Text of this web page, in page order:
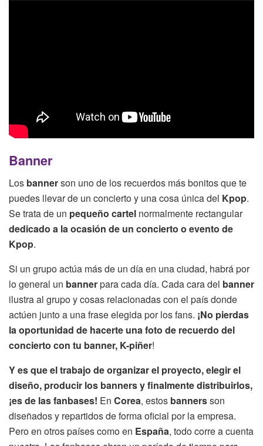
Banner
Los bannerson uno de los recuerdos más bonitos que te
puedes llevar de un concierto y una cosa única del Kpop.
Se trata de un pequeño cartel normalmente rectangular
dedicado a la ocasión de un concierto o evento de
Kpop.
Si un grupo actúa más de un día en una ciudad, habrá por
lo general un bannerpara cada día. Cada cara del banner
ilustra al grupo y cosas relacionadas con el país donde
actúen junto a una frase elegida por los fans. ¡No pierdas
la oportunidad de hacerte una foto de recuerdo del
concierto con tu banner, K-piñer!
Y es que el trabajo de organizar el proyecto, elegir el
diseño, producir los banners y finalmente distribuirlos,
¡es de las fanbases! En Corea, estos bannersson
diseñados y repartidos de forma oficial por la empresa.
Pero en otros países como en España, todo corre a cuenta